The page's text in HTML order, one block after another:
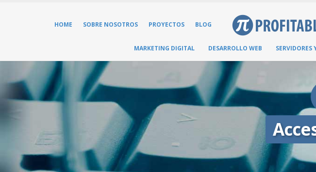
HOME SOBRE NOSOTROS PROYECTOS BLOG
MARKETING DIGITAL DESARROLLO WEB SERVIDORES